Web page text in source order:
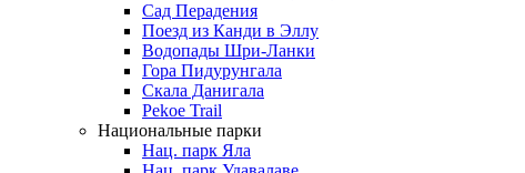
Сад Перадения
Поезд из Канди в Эллу
Водопады Шри-Ланки
Гора Пидурунгала
Скала Данигала
Pekoe Trail
Национальные парки
Нац. парк Яла